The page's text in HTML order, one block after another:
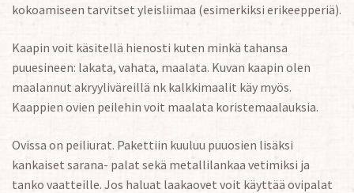
kokoamiseen tarvitset yleisliimaa (esimerkiksi erikeepperiä).
Kaapin voit käsitellä hienosti kuten minkä tahansa
puuesineen: lakata, vahata, maalata. Kuvan kaapin olen
maalannut akryyliväreillä nk kalkkimaalit käy myös.
Kaappien ovien peilehin voit maalata koristemaalauksia.
Ovissa on peiliurat. Pakettiin kuuluu puuosien lisäksi
kankaiset sarana- palat sekä metallilankaa vetimiksi ja
tanko vaatteille. Jos haluat laakaovet voit käyttää ovipalat